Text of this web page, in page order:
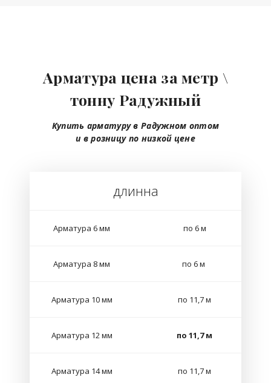
Арматура цена за метр \
тонну Радужный
Купить арматуру в Радужном оптом
и в розницу по низкой цене
длинна
Арматура 6 мм по 6 м
Арматура 8 мм по 6 м
Арматура 10 мм по 11,7 м
Арматура 12 мм по 11,7 м
Арматура 14 мм по 11,7 м